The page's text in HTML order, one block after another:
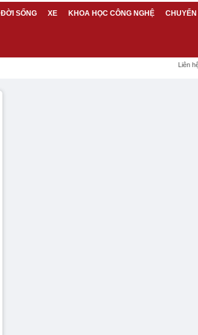
ĐỜI SỐNG XE KHOA HỌC CÔNG NGHỆ
Liên